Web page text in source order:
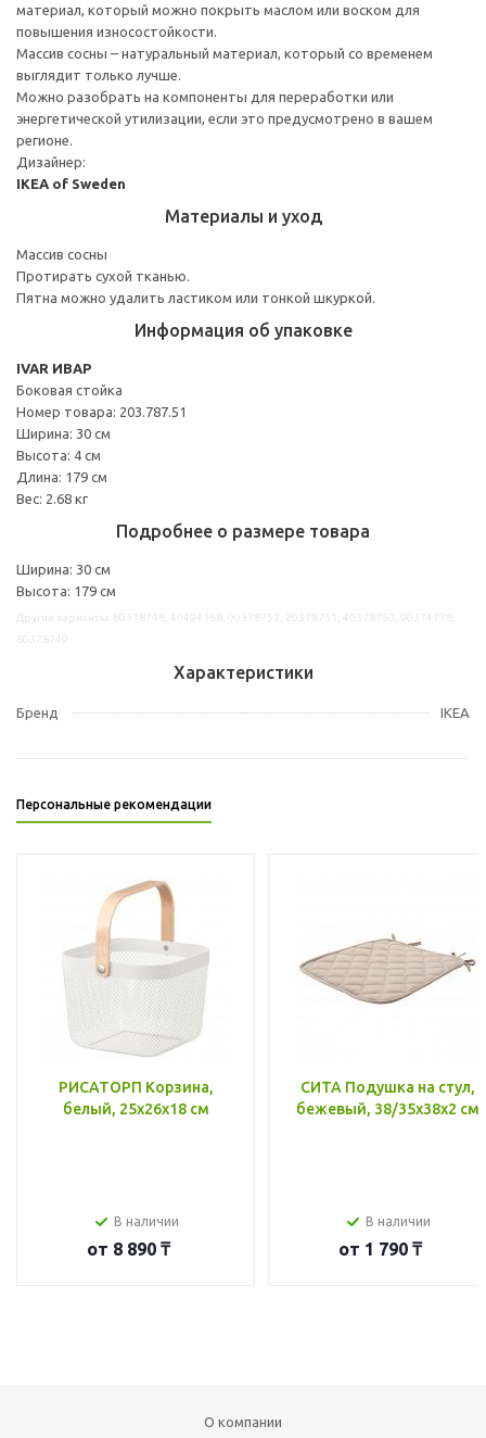
материал, который можно покрыть маслом или воском для
повышения износостойкости.
Массив сосны – натуральный материал, который со временем
выглядит только лучше.
Можно разобрать на компоненты для переработки или
энергетической утилизации, если это предусмотрено в вашем
регионе.
Дизайнер:
IKEA of Sweden
Материалы и уход
Массив сосны
Протирать сухой тканью.
Пятна можно удалить ластиком или тонкой шкуркой.
Информация об упаковке
IVAR ИВАР
Боковая стойка
Номер товара: 203.787.51
Ширина: 30 см
Высота: 4 см
Длина: 179 см
Вес: 2.68 кг
Подробнее о размере товара
Ширина: 30 см
Высота: 179 см
Характеристики
Бренд IKEA
Персональные рекомендации
РИСАТОРП Корзина,
белый, 25x26x18 см
В наличии
от 8 890 ₸
СИТА Подушка на стул,
бежевый, 38/35x38x2 см
В наличии
от 1 790 ₸
О компании